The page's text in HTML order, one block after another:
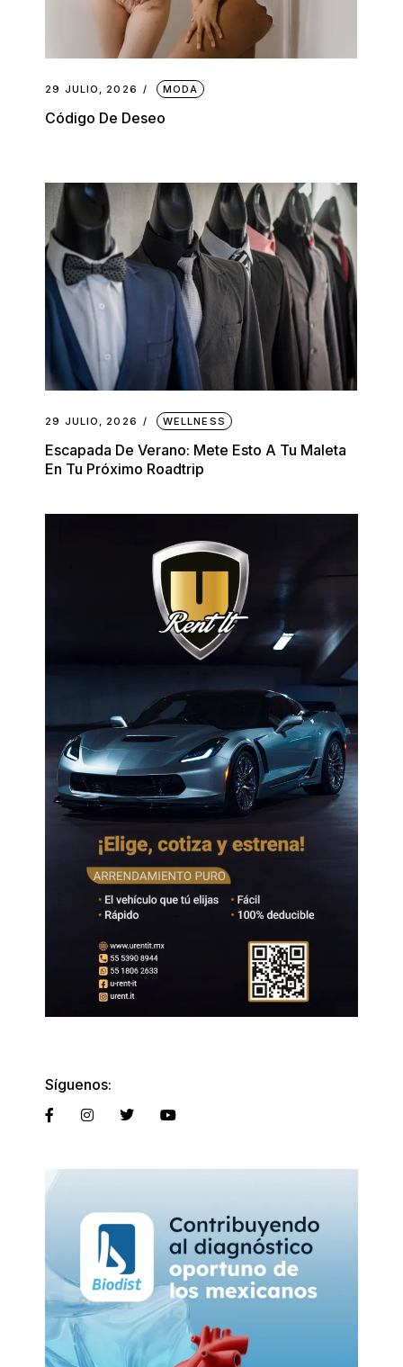
29 JULIO, 2026 MODA
Código De Deseo
29 JULIO, 2026 WELLNESS
Escapada De Verano: Mete Esto A Tu Maleta
En Tu Próximo Roadtrip
Síguenos: